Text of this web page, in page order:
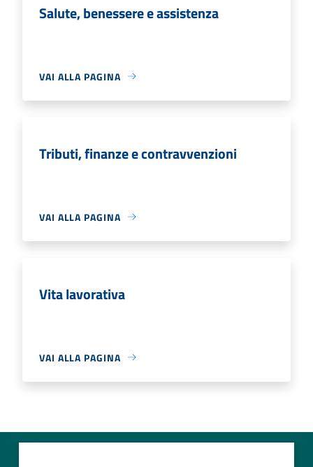
Salute, benessere e assistenza
VAI ALLA PAGINA
Tributi, finanze e contravvenzioni
VAI ALLA PAGINA
Vita lavorativa
VAI ALLA PAGINA